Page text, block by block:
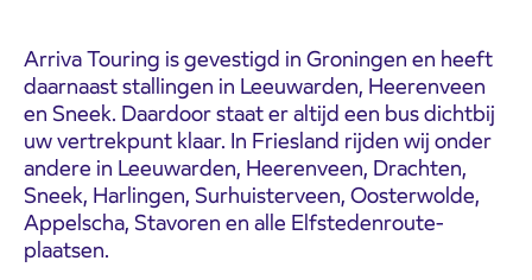
Arriva Touring is gevestigd in Groningen en heeft
daarnaast stallingen in Leeuwarden, Heerenveen
en Sneek. Daardoor staat er altijd een bus dichtbij
uw vertrekpunt klaar. In Friesland rijden wij onder
andere in Leeuwarden, Heerenveen, Drachten,
Sneek, Harlingen, Surhuisterveen, Oosterwolde,
Appelscha, Stavoren en alle Elfstedenroute-
plaatsen.